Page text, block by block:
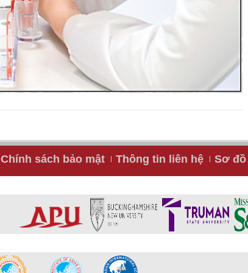
Chính sách bảo mật Thông tin liên hệ Sơ